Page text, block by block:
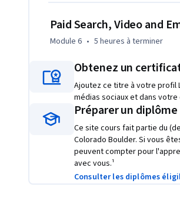
Paid Search, Video and
Module 6 • 5 heures à terminer
Obtenez un
Ajoutez ce titre à votre profil
médias sociaux et dans
Préparer un diplôme
Ce site cours fait partie du
Colorado Boulder. Si vous
peuvent compter pour
avec vous.¹
Consulter les diplômes